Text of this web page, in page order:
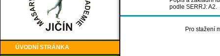
ÚVODNÍ STRÁNKA
podle SERRJ: A2.
Pro stažení